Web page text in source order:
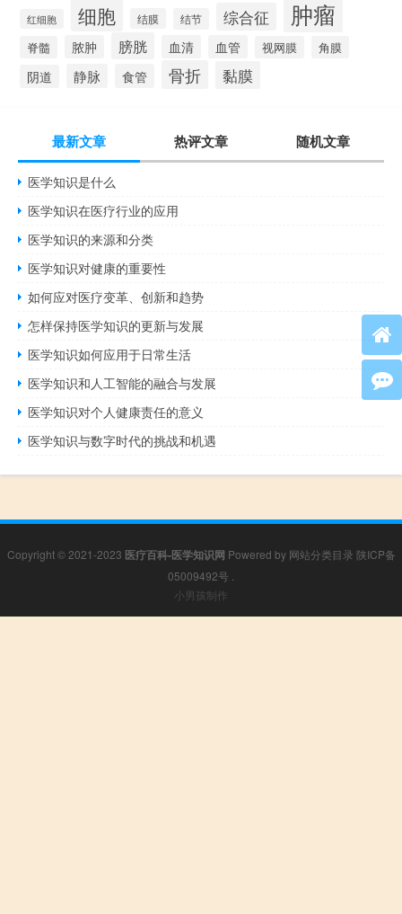
红细胞 细胞 结膜 结节 综合征 肿瘤
脊髓 脓肿 膀胱 血清 血管 视网膜 角膜
阴道 静脉 食管 骨折 黏膜
最新文章 热评文章 随机文章
医学知识是什么
医学知识在医疗行业的应用
医学知识的来源和分类
医学知识对健康的重要性
如何应对医疗变革、创新和趋势
怎样保持医学知识的更新与发展
医学知识如何应用于日常生活
医学知识和人工智能的融合与发展
医学知识对个人健康责任的意义
医学知识与数字时代的挑战和机遇
Copyright © 2021-2023 医疗百科-医学知识网 Powered by 网站分类目录 陕ICP备
05009492号
小男孩制作